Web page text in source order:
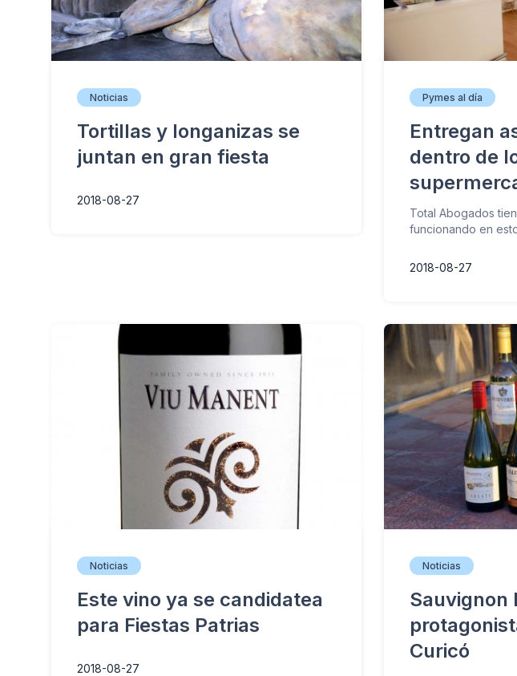
Noticias
Tortillas y longanizas se
juntan en gran fiesta
2018-08-27
Pymes al día
Entregan
dentro de
Total Abogados
funcionando en
2018-08-27
Noticias
Este vino ya se candidatea
para Fiestas Patrias
2018-08-27
Noticias
Sauvignon
Curicó